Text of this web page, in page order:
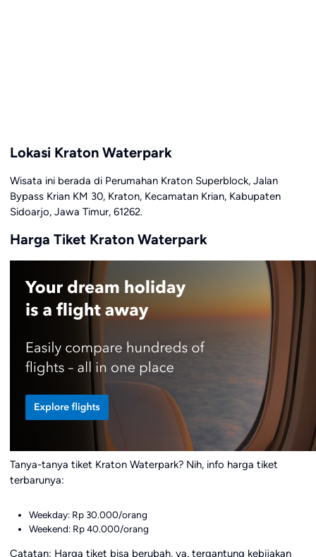
Lokasi Kraton Waterpark
Wisata ini berada di Perumahan Kraton Superblock, Jalan
Bypass Krian KM 30, Kraton, Kecamatan Krian, Kabupaten
Sidoarjo, Jawa Timur, 61262.
Harga Tiket Kraton Waterpark
Tanya-tanya tiket Kraton Waterpark? Nih, info harga tiket
terbarunya:
Weekday: Rp 30.000/orang
Weekend: Rp 40.000/orang
Catatan: Harga tiket bisa berubah, ya, tergantung kebijakan